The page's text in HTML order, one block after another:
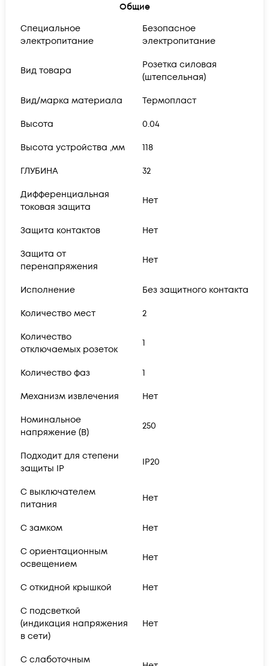
Общие
Cпециальное
электропитание
Безопасное
электропитание
Вид товара
Розетка силовая
(штепсельная)
Вид/марка материала Термопласт
Высота 0.04
Высота устройства ,мм 118
ГЛУБИНА 32
Дифференциальная
токовая защита
Нет
Защита контактов Нет
Защита от
перенапряжения
Нет
Исполнение Без защитного контакта
Количество мест 2
Количество
отключаемых розеток
1
Количество фаз 1
Механизм извлечения Нет
Номинальное
напряжение (В)
250
Подходит для степени
защиты IP
IP20
С выключателем
питания
Нет
С замком Нет
С ориентационным
освещением
Нет
С откидной крышкой Нет
С подсветкой
(индикация напряжения
в сети)
Нет
С слаботочным